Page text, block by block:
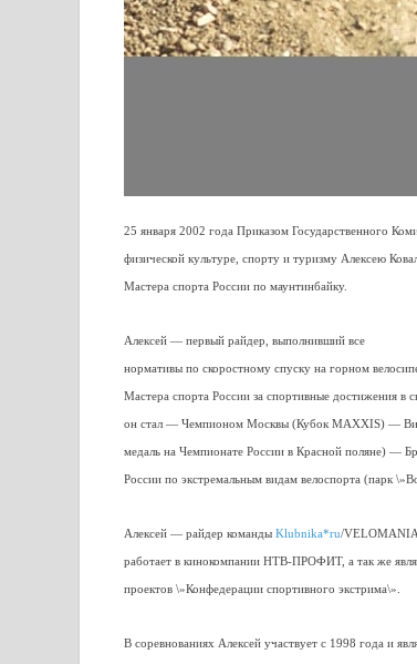
25 января 2002 года Приказом Государственного
физической культуре, спорту и туризму Алексею
Мастера спорта России по маунтинбайку.
Алексей — первый райдер, выполнивший все
нормативы по скоростному спуску на горном
Мастера спорта России за спортивные достижения в
он стал — Чемпионом Москвы (Кубок MAXXIS) —
медаль на Чемпионате России в Красной поляне) —
России по экстремальным видам велоспорта (парк
Алексей — райдер команды Klubnika*ru/
работает в кинокомпании НТВ-ПРОФИТ, а так же
проектов \»Конфедерации спортивного экстрима\».
В соревнованиях Алексей участвует с 1998 года и